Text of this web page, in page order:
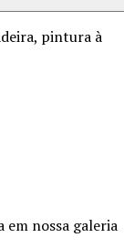
pintura à
em nossa galeria